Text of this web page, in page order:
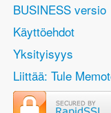
BUSINESS versio
Käyttöehdot
Yksityisyys
Liittää: Tule